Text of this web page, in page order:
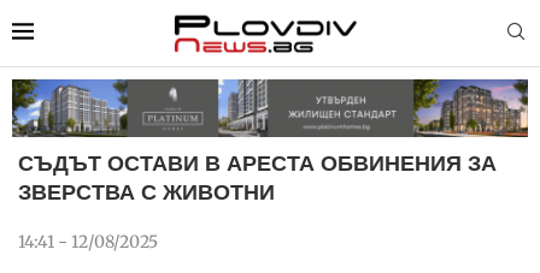
СЪДЪТ ОСТАВИ В АРЕСТА ОБВИНЕНИЯ ЗА
ЗВЕРСТВА С ЖИВОТНИ
14:41 - 12/08/2025